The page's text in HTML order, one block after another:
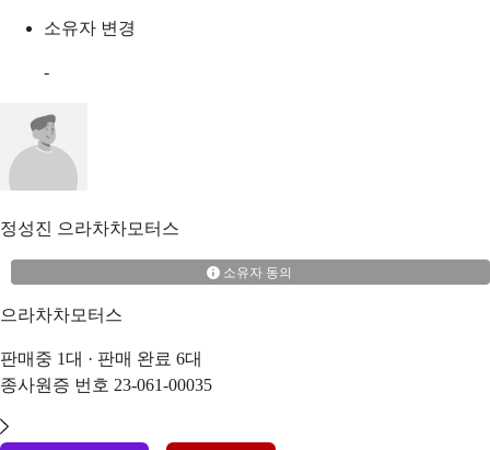
소유자 변경
-
정성진 으라차차모터스
소유자 동의
으라차차모터스
판매중 1대 · 판매 완료 6대
종사원증 번호 23-061-00035